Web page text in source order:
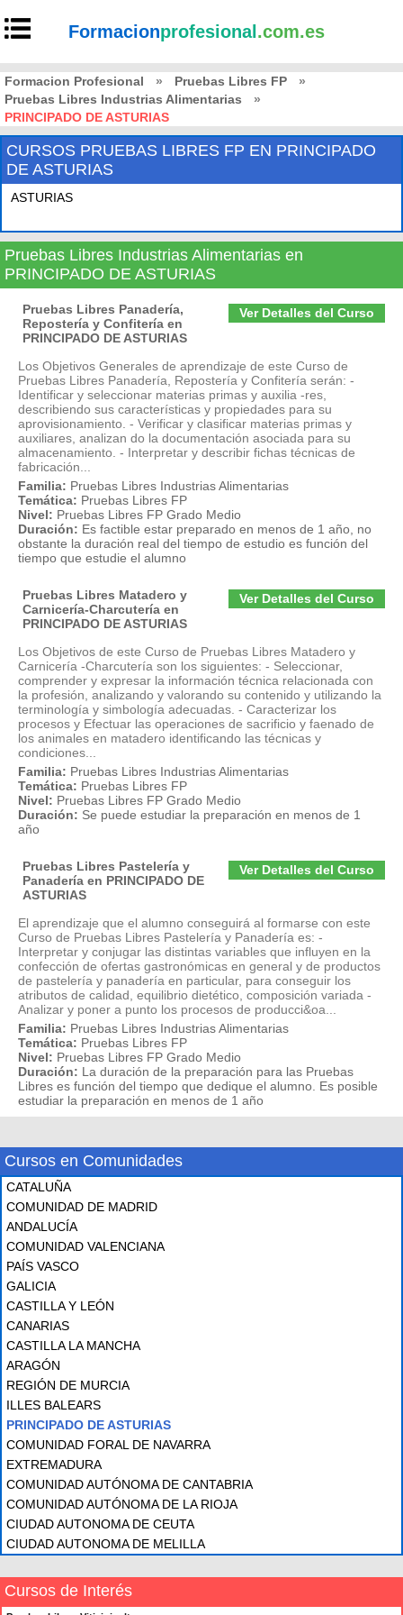
Formacionprofesional .com.es
Formacion Profesional » Pruebas Libres FP
»
Pruebas Libres Industrias Alimentarias
»
PRINCIPADO DE ASTURIAS
CURSOS PRUEBAS LIBRES FP EN PRINCIPADO
DE ASTURIAS
ASTURIAS
Pruebas Libres Industrias Alimentarias en
PRINCIPADO DE ASTURIAS
Ver Detalles del Curso
Pruebas Libres Panadería,
Repostería y Confitería en
PRINCIPADO DE ASTURIAS
Los Objetivos Generales de aprendizaje de este Curso de
Pruebas Libres Panadería, Repostería y Confitería serán: -
Identificar y seleccionar materias primas y auxilia -res,
describiendo sus características y propiedades para su
aprovisionamiento. - Verificar y clasificar materias primas y
auxiliares, analizan do la documentación asociada para su
almacenamiento. - Interpretar y describir fichas técnicas de
fabricación...
Familia: Pruebas Libres Industrias Alimentarias
Temática: Pruebas Libres FP
Nivel: Pruebas Libres FP Grado Medio
Duración: Es factible estar preparado en menos de 1 año, no
obstante la duración real del tiempo de estudio es función del
tiempo que estudie el alumno
Ver Detalles del Curso
Pruebas Libres Matadero y
Carnicería-Charcutería en
PRINCIPADO DE ASTURIAS
Los Objetivos de este Curso de Pruebas Libres Matadero y
Carnicería -Charcutería son los siguientes: - Seleccionar,
comprender y expresar la información técnica relacionada con
la profesión, analizando y valorando su contenido y utilizando la
terminología y simbología adecuadas. - Caracterizar los
procesos y Efectuar las operaciones de sacrificio y faenado de
los animales en matadero identificando las técnicas y
condiciones...
Familia: Pruebas Libres Industrias Alimentarias
Temática: Pruebas Libres FP
Nivel: Pruebas Libres FP Grado Medio
Duración: Se puede estudiar la preparación en menos de 1
año
Ver Detalles del Curso
Pruebas Libres Pastelería y
Panadería en PRINCIPADO DE
ASTURIAS
El aprendizaje que el alumno conseguirá al formarse con este
Curso de Pruebas Libres Pastelería y Panadería es: -
Interpretar y conjugar las distintas variables que influyen en la
confección de ofertas gastronómicas en general y de productos
de pastelería y panadería en particular, para conseguir los
atributos de calidad, equilibrio dietético, composición variada -
Analizar y poner a punto los procesos de producci&oa...
Familia: Pruebas Libres Industrias Alimentarias
Temática: Pruebas Libres FP
Nivel: Pruebas Libres FP Grado Medio
Duración: La duración de la preparación para las Pruebas
Libres es función del tiempo que dedique el alumno. Es posible
estudiar la preparación en menos de 1 año
Cursos en Comunidades
CATALUÑA
COMUNIDAD DE MADRID
ANDALUCÍA
COMUNIDAD VALENCIANA
PAÍS VASCO
GALICIA
CASTILLA Y LEÓN
CANARIAS
CASTILLA LA MANCHA
ARAGÓN
REGIÓN DE MURCIA
ILLES BALEARS
PRINCIPADO DE ASTURIAS
COMUNIDAD FORAL DE NAVARRA
EXTREMADURA
COMUNIDAD AUTÓNOMA DE CANTABRIA
COMUNIDAD AUTÓNOMA DE LA RIOJA
CIUDAD AUTONOMA DE CEUTA
CIUDAD AUTONOMA DE MELILLA
Cursos de Interés